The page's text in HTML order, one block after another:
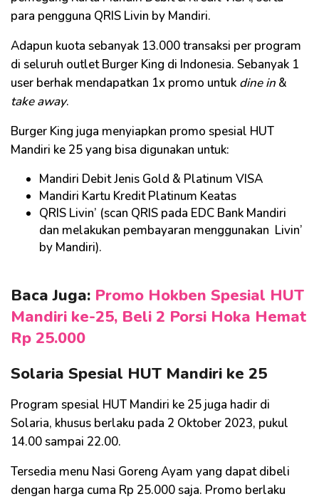
para pengguna QRIS Livin by Mandiri.
Adapun kuota sebanyak 13.000 transaksi per program
di seluruh outlet Burger King di Indonesia. Sebanyak 1
user berhak mendapatkan 1x promo untuk dine in &
take away.
Burger King juga menyiapkan promo spesial HUT
Mandiri ke 25 yang bisa digunakan untuk:
Mandiri Debit Jenis Gold & Platinum VISA
Mandiri Kartu Kredit Platinum Keatas
QRIS Livin’ (scan QRIS pada EDC Bank Mandiri
dan melakukan pembayaran menggunakan Livin’
by Mandiri).
Baca Juga: Promo Hokben Spesial HUT
Mandiri ke-25, Beli 2 Porsi Hoka Hemat
Rp 25.000
Solaria Spesial HUT Mandiri ke 25
Program spesial HUT Mandiri ke 25 juga hadir di
Solaria, khusus berlaku pada 2 Oktober 2023, pukul
14.00 sampai 22.00.
Tersedia menu Nasi Goreng Ayam yang dapat dibeli
dengan harga cuma Rp 25.000 saja. Promo berlaku